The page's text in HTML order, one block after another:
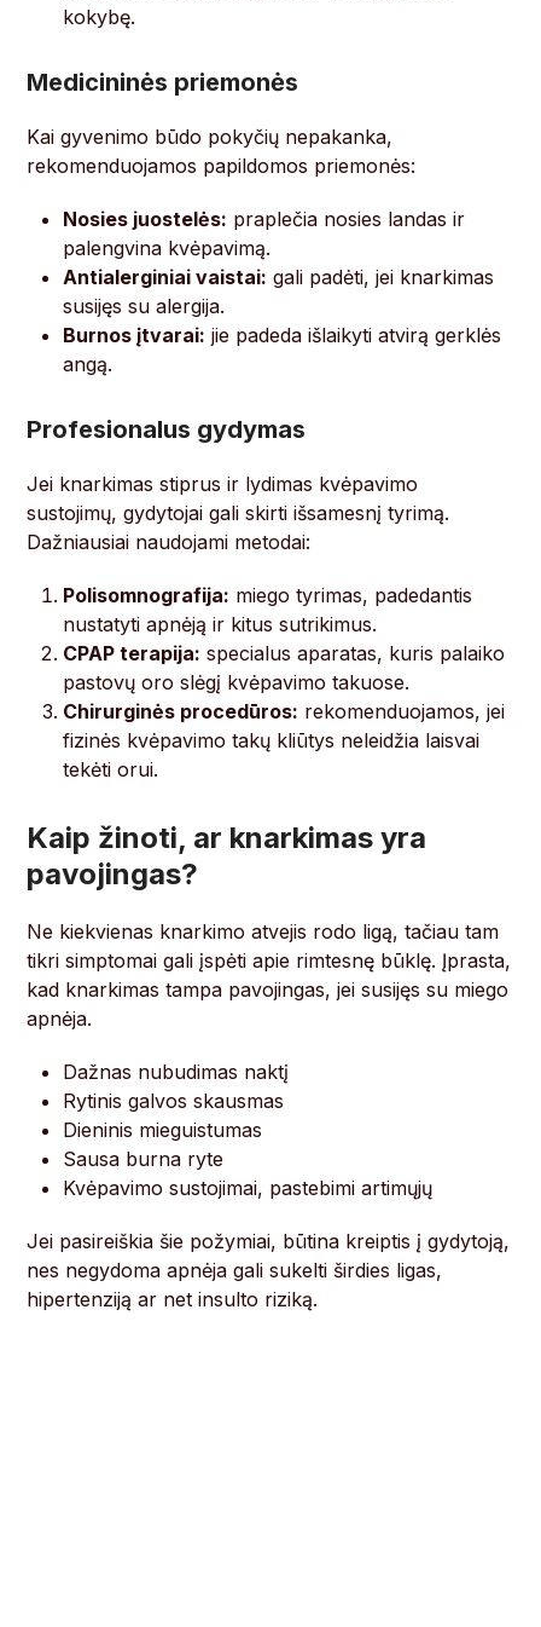
kokybę.
Medicininės priemonės
Kai gyvenimo būdo pokyčių nepakanka,
rekomenduojamos papildomos priemonės:
Nosies juostelės: praplečia nosies landas ir
palengvina kvėpavimą.
Antialerginiai vaistai: gali padėti, jei knarkimas
susijęs su alergija.
Burnos įtvarai: jie padeda išlaikyti atvirą gerklės
angą.
Profesionalus gydymas
Jei knarkimas stiprus ir lydimas kvėpavimo
sustojimų, gydytojai gali skirti išsamesnį tyrimą.
Dažniausiai naudojami metodai:
Polisomnografija: miego tyrimas, padedantis
nustatyti apnėją ir kitus sutrikimus.
CPAP terapija: specialus aparatas, kuris palaiko
pastovų oro slėgį kvėpavimo takuose.
Chirurginės procedūros: rekomenduojamos, jei
fizinės kvėpavimo takų kliūtys neleidžia laisvai
tekėti orui.
Kaip žinoti, ar knarkimas yra
pavojingas?
Ne kiekvienas knarkimo atvejis rodo ligą, tačiau tam
tikri simptomai gali įspėti apie rimtesnę būklę. Įprasta,
kad knarkimas tampa pavojingas, jei susijęs su miego
apnėja.
Dažnas nubudimas naktį
Rytinis galvos skausmas
Dieninis mieguistumas
Sausa burna ryte
Kvėpavimo sustojimai, pastebimi artimųjų
Jei pasireiškia šie požymiai, būtina kreiptis į gydytoją,
nes negydoma apnėja gali sukelti širdies ligas,
hipertenziją ar net insulto riziką.